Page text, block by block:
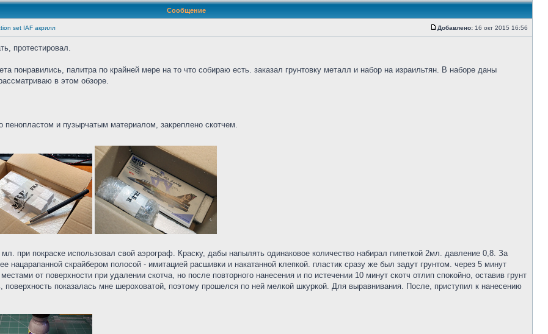
Сообщение
set IAF акрилл Добавлено: 16 окт 2015 16:56
протестировал.
понравились, палитра по крайней мере на то что собираю есть. заказал грунтовку металл и набор на израильтян. В наборе даны
в этом обзоре.
пенопластом и пузырчатым материалом, закреплено скотчем.
при покраске использовал свой аэрограф. Краску, дабы напылять одинаковое количество набирал пипеткой 2мл. давление 0,8. За
нацарапанной скрайбером полосой - имитацией расшивки и накатанной клепкой. пластик сразу же был задут грунтом. через 5 минут
от поверхности при удалении скотча, но после повторного нанесения и по истечении 10 минут скотч отлип спокойно, оставив грунт
показалась мне шероховатой, поэтому прошелся по ней мелкой шкуркой. Для выравнивания. После, приступил к нанесению